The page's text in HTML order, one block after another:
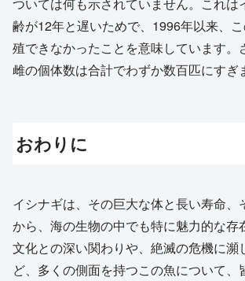
齢が12年と遅いためで、1996年以来、
殖できなかったことを意味しています。
雌の個体数は合計でわずか数百匹にすぎ
おわりに
イシナギは、その巨大な体と長い寿命、
から、海の生物の中でも特に魅力的な存
文化との深い関わりや、絶滅の危機に瀕
ど、多くの側面を持つこの魚について、